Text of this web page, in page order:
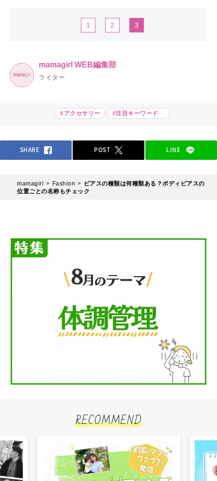
1 2 3
mamagirl WEB編集部
ライター
#アクセサリー #注目キーワード
SHARE POST LINE
mamagirl Fashion
ピアスの種類は何種類ある？ボディピアスの
位置ごとの名称もチェック
RECOMMEND